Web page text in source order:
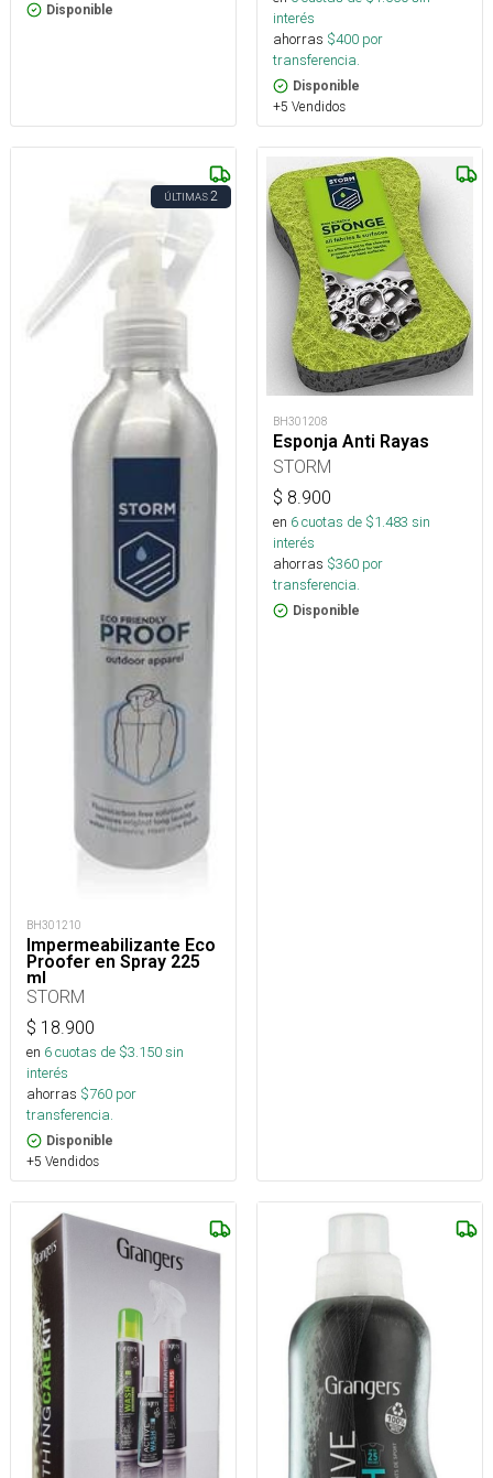
Disponible
interés
ahorras $400 por
transferencia.
Disponible
+5 Vendidos
ÚLTIMAS2
BH301210
Impermeabilizante Eco
Proofer en Spray 225
ml
STORM
$ 18.900
en 6cuotas de $3.150sin
interés
ahorras $760 por
transferencia.
Disponible
+5 Vendidos
BH301208
Esponja Anti Rayas
STORM
$ 8.900
en 6cuotas de $1.483 sin
interés
ahorras $360 por
transferencia.
Disponible